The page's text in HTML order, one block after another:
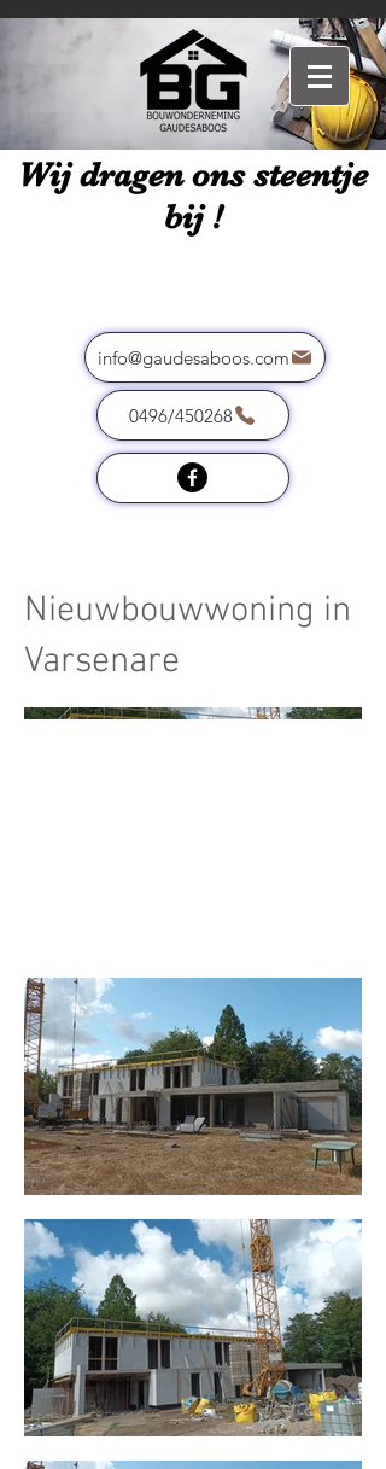
Wij dragen ons steentje
bij !
info@gaudesaboos.com
0496/450268
Nieuwbouwwoning in
Varsenare